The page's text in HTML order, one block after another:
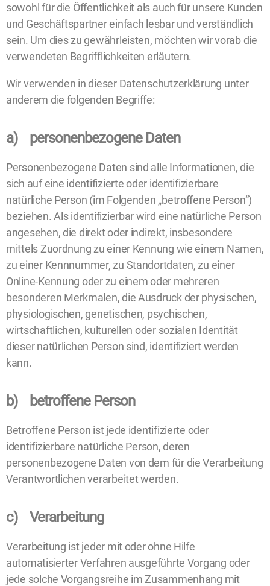
sowohl für die Öffentlichkeit als auch für unsere Kunden
und Geschäftspartner einfach lesbar und verständlich
sein. Um dies zu gewährleisten, möchten wir vorab die
verwendeten Begrifflichkeiten erläutern.
Wir verwenden in dieser Datenschutzerklärung unter
anderem die folgenden Begriffe:
a) personenbezogene Daten
Personenbezogene Daten sind alle Informationen, die
sich auf eine identifizierte oder identifizierbare
natürliche Person (im Folgenden „betroffene Person“)
beziehen. Als identifizierbar wird eine natürliche Person
angesehen, die direkt oder indirekt, insbesondere
mittels Zuordnung zu einer Kennung wie einem Namen,
zu einer Kennnummer, zu Standortdaten, zu einer
Online-Kennung oder zu einem oder mehreren
besonderen Merkmalen, die Ausdruck der physischen,
physiologischen, genetischen, psychischen,
wirtschaftlichen, kulturellen oder sozialen Identität
dieser natürlichen Person sind, identifiziert werden
kann.
b) betroffene Person
Betroffene Person ist jede identifizierte oder
identifizierbare natürliche Person, deren
personenbezogene Daten von dem für die Verarbeitung
Verantwortlichen verarbeitet werden.
c) Verarbeitung
Verarbeitung ist jeder mit oder ohne Hilfe
automatisierter Verfahren ausgeführte Vorgang oder
jede solche Vorgangsreihe im Zusammenhang mit